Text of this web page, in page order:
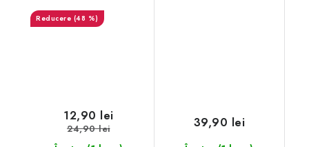
(48 %)
12,90 lei
24,90 lei 39,90 lei